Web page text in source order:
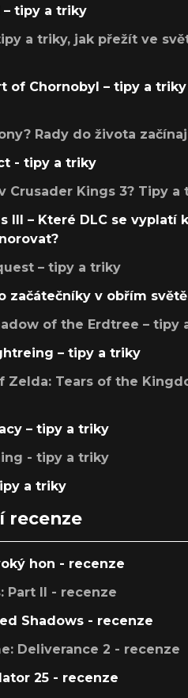
– tipy a triky
a triky, jak přežít ve
of Chornobyl – tipy a
Rady do života
- tipy a triky
Crusader Kings 3? Tipy a
III – Které DLC se vyplatí
– tipy a triky
začátečníky v obřím
of the Erdtree – tipy
– tipy a triky
Zelda: Tears of the
– tipy a triky
- tipy a triky
a triky
recenze
hon - recenze
Part II - recenze
Shadows - recenze
Deliverance 2 - recenze
25 - recenze